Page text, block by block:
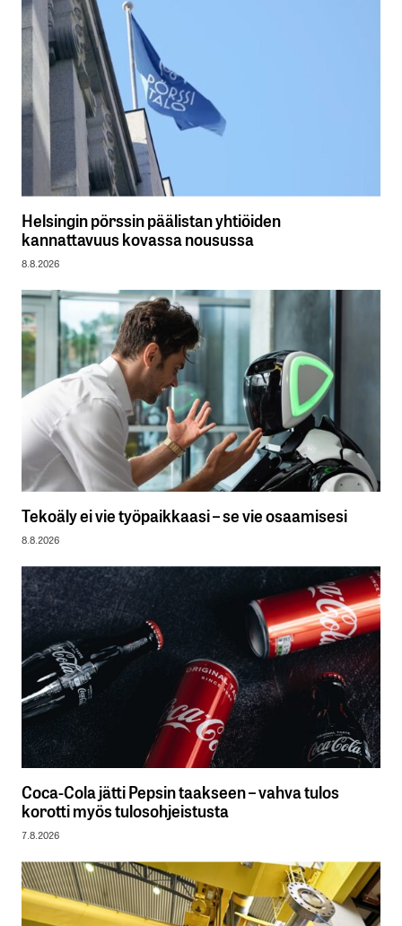
Helsingin pörssin päälistan yhtiöiden
kannattavuus kovassa nousussa
8.8.2026
Tekoäly ei vie työpaikkaasi – se vie osaamisesi
8.8.2026
Coca-Cola jätti Pepsin taakseen – vahva tulos
korotti myös tulosohjeistusta
7.8.2026